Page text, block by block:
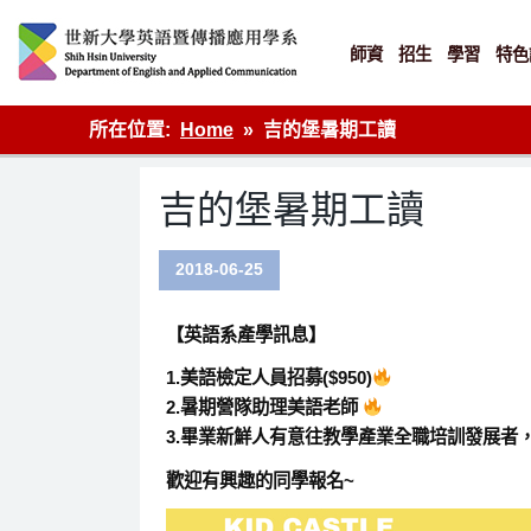
content
英語傳播
師資 招生 學習 特
所在位置: Home 吉的堡暑期工讀
吉的堡暑期工讀
2018-06-25
【英語系產學訊息】
1.美語檢定人員招募($950)
2.暑期營隊助理美語老師
3.畢業新鮮人有意往教學產業全職培訓發展者
歡迎有興趣的同學報名~